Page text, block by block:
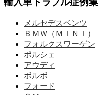
輸入車トラブル症例集
メルセデスベンツ
ＢＭＷ（ＭＩＮＩ）
フォルクスワーゲン
ポルシェ
アウディ
ボルボ
フォード